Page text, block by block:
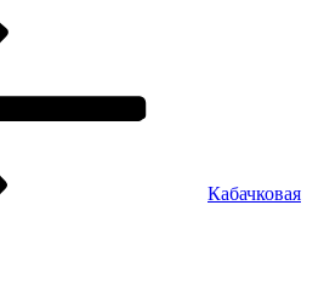
Кабачковая